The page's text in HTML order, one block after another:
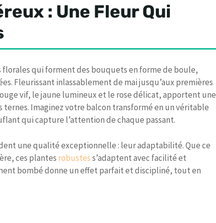
: Une Fleur Qui
florales qui forment des bouquets en forme de boule,
Fleurissant inlassablement de mai jusqu’aux premières
vif, le jaune lumineux et le rose délicat, apportent une
ternes. Imaginez votre balcon transformé en un véritable
qui capture l’attention de chaque passant.
une qualité exceptionnelle : leur adaptabilité. Que ce
ces plantes robustess’adaptent avec facilité et
bombé donne un effet parfait et discipliné, tout en